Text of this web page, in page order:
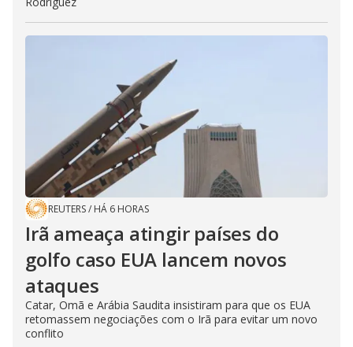
REUTERS/ HÁ 6 HORAS
Irã ameaça atingir países do
golfo caso EUA lancem novos
ataques
Catar, Omã e Arábia Saudita insistiram para que os EUA
retomassem negociações com o Irã para evitar um novo
conflito